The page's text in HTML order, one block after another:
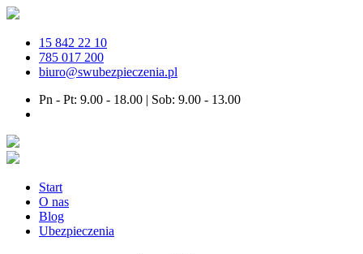
15 842 22 10
785 017 200
biuro@swubezpieczenia.pl
Pn - Pt: 9.00 - 18.00 | Sob: 9.00 - 13.00
Start
O nas
Blog
Ubezpieczenia